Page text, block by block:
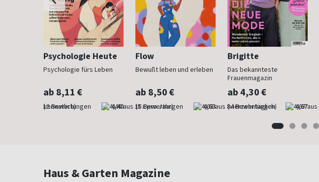
Psychologie Heute
Psychologie fürs Leben
ab 8,11 €
(monatlich) 4,40
Flow
Bewußt leben und erleben
ab 8,50 €
(8 x pro Jahr) 4,63
Brigitte
Das bekannteste
Frauenmagazin
ab 4,30 €
(vierzehntäglich) 4,67
Haus & Garten Magazine